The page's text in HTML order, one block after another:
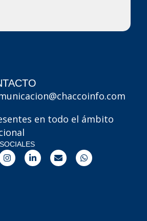
en todo el ámbito
I
n
s
L
i
n
E
n
v
W
h
a